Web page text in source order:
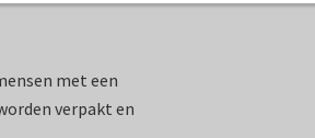
met een
verpakt en